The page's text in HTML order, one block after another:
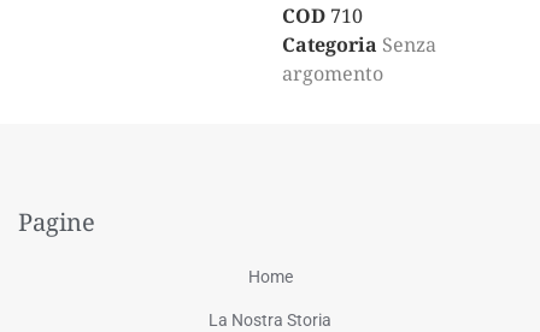
COD 710
Categoria Senza
argomento
Pagine
Home
La Nostra Storia